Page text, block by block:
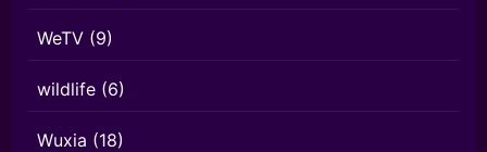
WeTV (9)
wildlife (6)
Wuxia (18)